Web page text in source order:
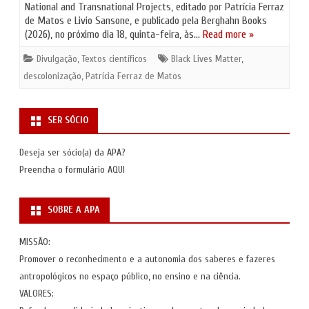
National and Transnational Projects, editado por Patrícia Ferraz
de Matos e Livio Sansone, e publicado pela Berghahn Books
(2026), no próximo dia 18, quinta-feira, às… Read more »
Divulgação,Textos científicos Black Lives Matter,
descolonização,Patrícia Ferraz de Matos
SER SÓCIO
Deseja ser sócio(a) da APA?
Preencha o formulário AQUI
SOBRE A APA
MISSÃO:
Promover o reconhecimento e a autonomia dos saberes e fazeres
antropológicos no espaço público, no ensino e na ciência.
VALORES: